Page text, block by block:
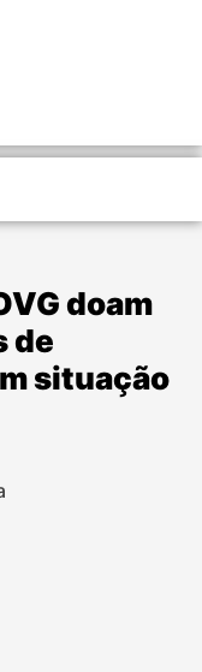
doam
de
situação